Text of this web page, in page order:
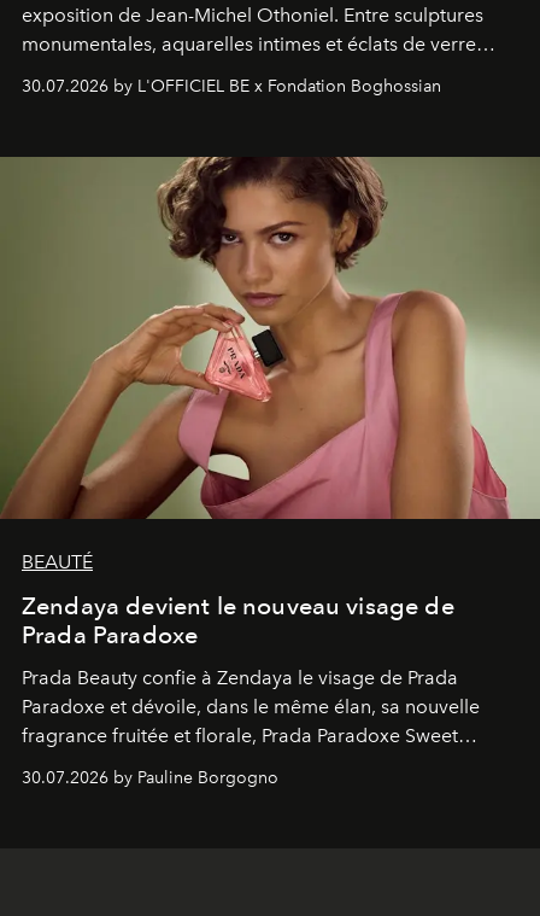
exposition de Jean-Michel Othoniel. Entre sculptures
monumentales, aquarelles intimes et éclats de verre
émotionnel où chaque œuvre devient le souvenir
émerveillement.
30.07.2026 by L'OFFICIEL BE x Fondation Boghossian
BEAUTÉ
Zendaya devient le nouveau visage de
Prada Paradoxe
Prada Beauty confie à Zendaya le visage de Prada
Paradoxe et dévoile, dans le même élan, sa nouvelle
fragrance fruitée et florale, Prada Paradoxe Sweet
30.07.2026 by Pauline Borgogno